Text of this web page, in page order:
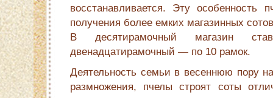
восстанавливается. Эту особенность
получения более емких магазинных
В десятирамочный магазин
двенадцатирамочный — по 10 рамок.
Деятельность семьи в весеннюю пору
размножения, пчелы строят соты